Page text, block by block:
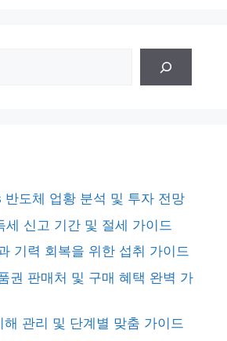
반도체 업황 분석 및 투자 전망
세 신고 기간 및 절세 가이드
기력 회복을 위한 섭취 가이드
권 판매처 및 구매 혜택 완벽 가
해 관리 및 단계별 맞춤 가이드